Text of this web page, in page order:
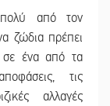
από τον
ζώδια πρέπει
σε ένα από τα
τις
αλλαγές